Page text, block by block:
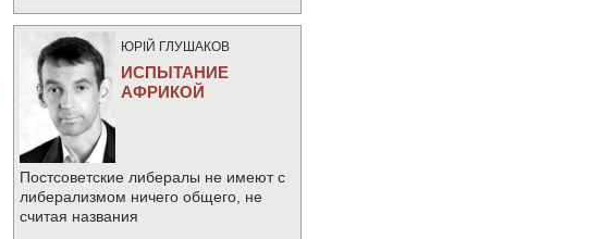
ЮРIЙ ГЛУШАКОВ
ИСПЫТАНИЕ
АФРИКОЙ
Постсоветские либералы не имеют с
либерализмом ничего общего, не
считая названия